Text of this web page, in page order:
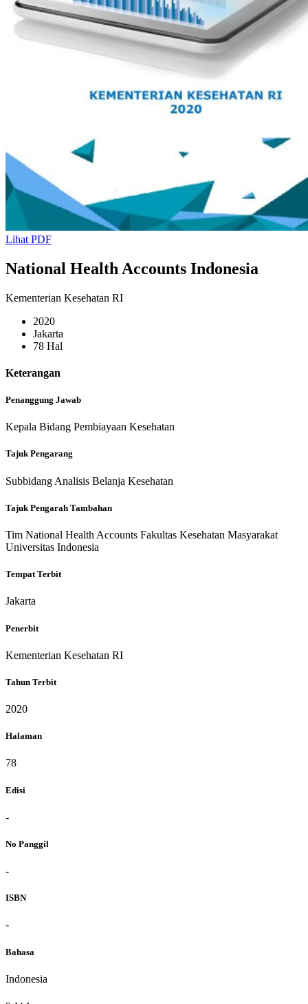
Lihat PDF
National Health Accounts Indonesia
Kementerian Kesehatan RI
2020
Jakarta
78 Hal
Keterangan
Penanggung Jawab
Kepala Bidang Pembiayaan Kesehatan
Tajuk Pengarang
Subbidang Analisis Belanja Kesehatan
Tajuk Pengarah Tambahan
Tim National Health Accounts Fakultas Kesehatan Masyarakat
Universitas Indonesia
Tempat Terbit
Jakarta
Penerbit
Kementerian Kesehatan RI
Tahun Terbit
2020
Halaman
78
Edisi
-
No Panggil
-
ISBN
-
Bahasa
Indonesia